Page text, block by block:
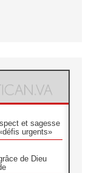
et sagesse
urgents»
de Dieu